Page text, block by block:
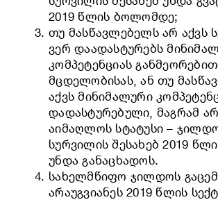
2019 წლის ბოლომდე;
თუ მასწავლებელს არ აქვს
ვერ დაადასტურებს
კომპეტენციას
მცდელობისას, ან თუ
აქვს მინიმალური
დადასტურებული, მაგრამ
აიმაღლოს სტატუსი –
სურვილის შესახებ 2019
უნდა განაცხადოს.
სახელმწიფო ჯილდოს
არაუგვიანეს 2019 წლის